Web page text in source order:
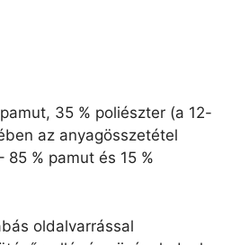
35 % poliészter (a 12-
az anyagösszetétel
85 % pamut és 15 %
oldalvarrással